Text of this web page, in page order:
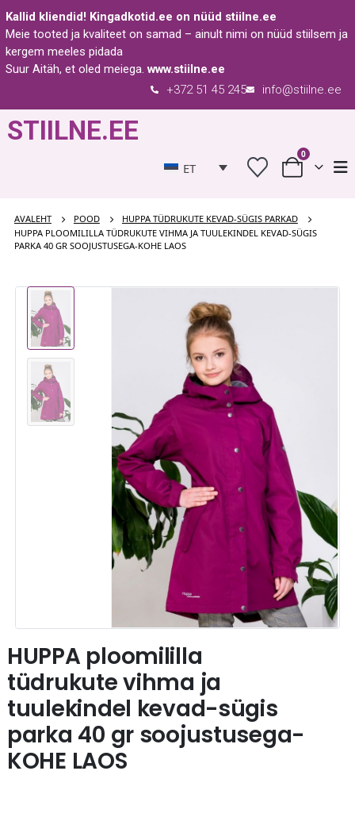
Kallid kliendid! Kingadkotid.ee on nüüd stiilne.ee
Meie tooted ja kvaliteet on samad – ainult nimi on nüüd stiilsem ja
kergem meeles pidada
Suur Aitäh, et oled meiega.www.stiilne.ee
info@stiilne.ee
+372 51 45 245
STIILNE.EE
ET
0
AVALEHT POOD
HUPPA TÜDRUKUTE KEVAD-SÜGIS PARKAD
HUPPA PLOOMILILLA TÜDRUKUTE VIHMA JA TUULEKINDEL KEVAD-SÜGIS
PARKA 40 GR SOOJUSTUSEGA-KOHE LAOS
HUPPA ploomililla
tüdrukute vihma ja
tuulekindel kevad-sügis
parka 40 gr soojustusega-
KOHE LAOS